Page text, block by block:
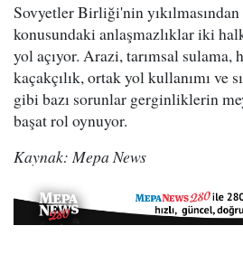
Sovyetler Birliği'nin yıkılmasından
konusundaki anlaşmazlıklar iki
yol açıyor. Arazi, tarımsal sulama,
kaçakçılık, ortak yol kullanımı ve
gibi bazı sorunlar gerginliklerin
başat rol oynuyor.
Kaynak: Mepa News